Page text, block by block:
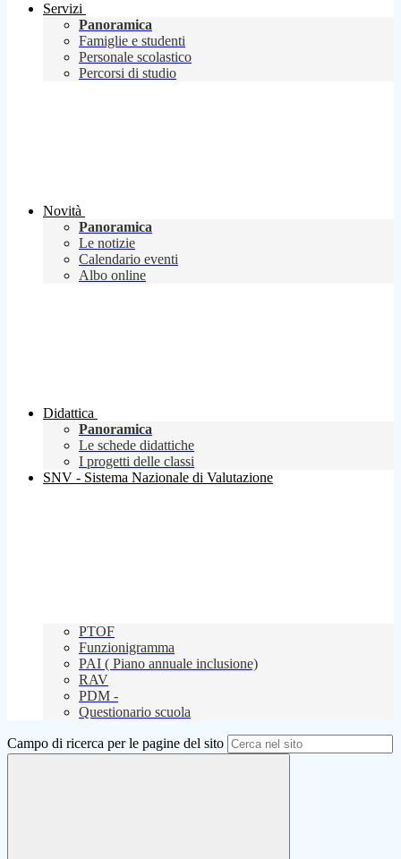
Servizi
Panoramica
Famiglie e studenti
Personale scolastico
Percorsi di studio
Novità
Panoramica
Le notizie
Calendario eventi
Albo online
Didattica
Panoramica
Le schede didattiche
I progetti delle classi
SNV - Sistema Nazionale di Valutazione
PTOF
Funzionigramma
PAI ( Piano annuale inclusione)
RAV
PDM -
Questionario scuola
Campo di ricerca per le pagine del sito